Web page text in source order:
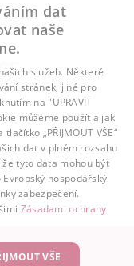
údajů
byA-WebSys
dat
naše
služeb. Některé
stránek, jiné pro
na "UPRAVIT
můžeme použít a jak
„PŘIJMOUT VŠE“
dat v plném rozsahu
tyto data mohou být
hospodářský
zabezpečení.
Zásadami ochrany
VŠE